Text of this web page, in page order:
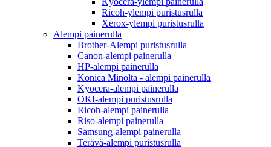
Ricoh-ylempi puristusrulla
Xerox-ylempi puristusrulla
Alempi painerulla
Brother-Alempi puristusrulla
Canon-alempi painerulla
HP-alempi painerulla
Konica Minolta - alempi painerulla
Kyocera-alempi painerulla
OKI-alempi puristusrulla
Ricoh-alempi painerulla
Riso-alempi painerulla
Samsung-alempi painerulla
Terävä-alempi puristusrulla